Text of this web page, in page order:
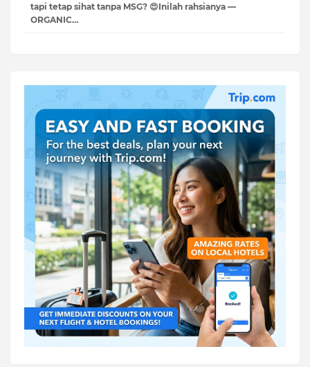
tapi tetap sihat tanpa MSG? 😍Inilah rahsianya —
ORGANIC…